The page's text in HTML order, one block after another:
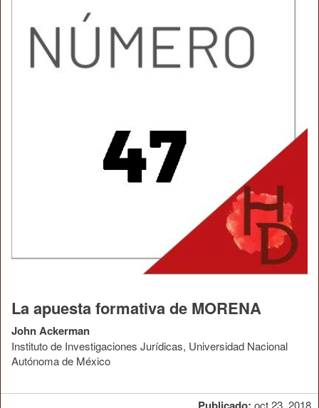
oct 23, 2018
La apuesta formativa de MORENA
John Ackerman
Instituto de Investigaciones Jurídicas, Universidad Nacional
Autónoma de México